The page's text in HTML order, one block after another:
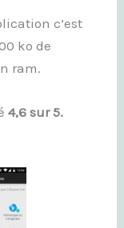
c’est
ko de
ram.
4,6 sur 5.